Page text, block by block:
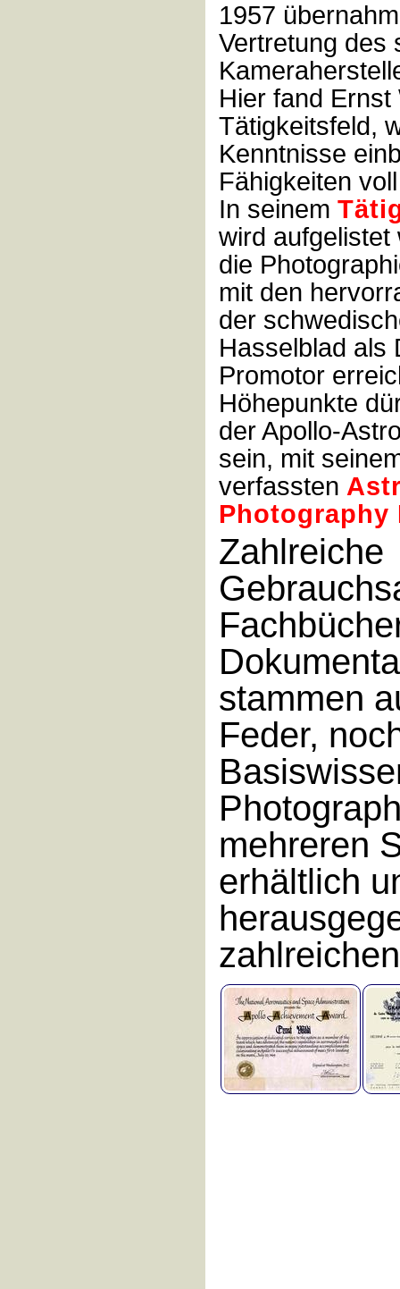
1957
Vertretung des
Hier fand
Tätigkeitsfeld,
Kenntnisse
Fähigkeiten
In seinem
wird aufgelistet
die
mit den
der
Hasselblad als
Promotor
Höhepunkte
der Apollo-
sein, mit
verfassten
Photography
Zahlreiche
stammen
Feder,
mehreren
erhältlich